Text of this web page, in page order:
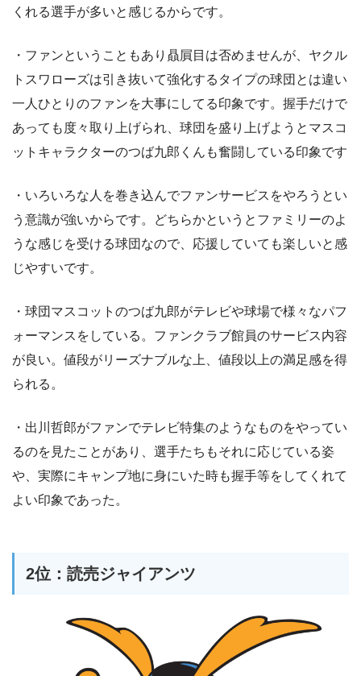
くれる選手が多いと感じるからです。
・ファンということもあり贔屓目は否めませんが、ヤクル
トスワローズは引き抜いて強化するタイプの球団とは違い
一人ひとりのファンを大事にしてる印象です。握手だけで
あっても度々取り上げられ、球団を盛り上げようとマスコ
ットキャラクターのつば九郎くんも奮闘している印象です
・いろいろな人を巻き込んでファンサービスをやろうとい
う意識が強いからです。どちらかというとファミリーのよ
うな感じを受ける球団なので、応援していても楽しいと感
じやすいです。
・球団マスコットのつば九郎がテレビや球場で様々なパフ
ォーマンスをしている。ファンクラブ館員のサービス内容
が良い。値段がリーズナブルな上、値段以上の満足感を得
られる。
・出川哲郎がファンでテレビ特集のようなものをやってい
るのを見たことがあり、選手たちもそれに応じている姿
や、実際にキャンプ地に身にいた時も握手等をしてくれて
よい印象であった。
2位：読売ジャイアンツ